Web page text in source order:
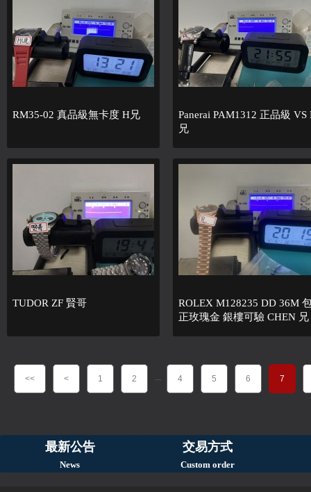
RM35-02 真品級無卡度 H兄
Panerai PAM1312 正品級 VS
兄
TUDOR ZF 賢哥
ROLEX M128235 DD 36M
正玫瑰金 銀樓可驗 CHEN 兄
<< < 1 2 ... 4 5 6 7
最新公告
News
交易方式
Custom order